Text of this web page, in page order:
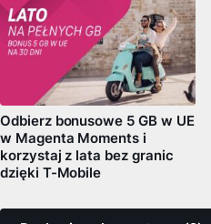
Odbierz bonusowe 5 GB w UE
w Magenta Moments i
korzystaj z lata bez granic
dzięki T-Mobile